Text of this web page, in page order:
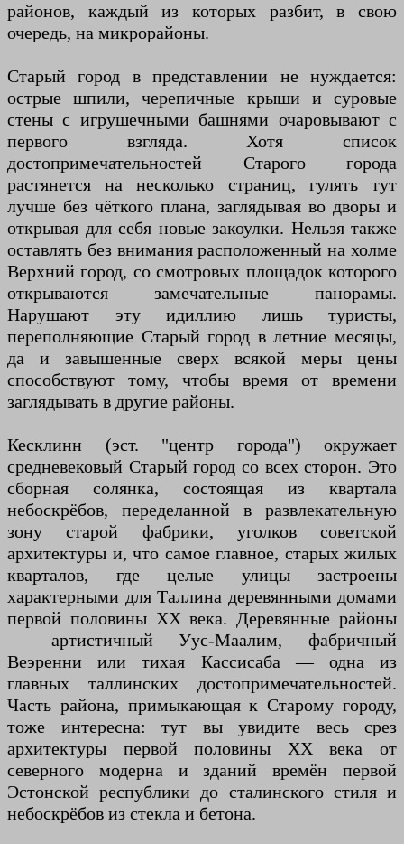
районов, каждый из которых разбит, в свою
очередь, на микрорайоны.
Старый город в представлении не нуждается:
острые шпили, черепичные крыши и суровые
стены с игрушечными башнями очаровывают с
первого взгляда. Хотя список
достопримечательностей Старого города
растянется на несколько страниц, гулять тут
лучше без чёткого плана, заглядывая во дворы и
открывая для себя новые закоулки. Нельзя также
оставлять без внимания расположенный на холме
Верхний город, со смотровых площадок которого
открываются замечательные панорамы.
Нарушают эту идиллию лишь туристы,
переполняющие Старый город в летние месяцы,
да и завышенные сверх всякой меры цены
способствуют тому, чтобы время от времени
заглядывать в другие районы.
Кесклинн (эст. "центр города") окружает
средневековый Старый город со всех сторон. Это
сборная солянка, состоящая из квартала
небоскрёбов, переделанной в развлекательную
зону старой фабрики, уголков советской
архитектуры и, что самое главное, старых жилых
кварталов, где целые улицы застроены
характерными для Таллина деревянными домами
первой половины XX века. Деревянные районы
— артистичный Уус-Маалим, фабричный
Веэренни или тихая Кассисаба — одна из
главных таллинских достопримечательностей.
Часть района, примыкающая к Старому городу,
тоже интересна: тут вы увидите весь срез
архитектуры первой половины XX века от
северного модерна и зданий времён первой
Эстонской республики до сталинского стиля и
небоскрёбов из стекла и бетона.